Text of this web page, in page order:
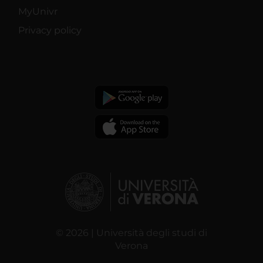
MyUnivr
Privacy policy
© 2026 | Università degli studi di
Verona